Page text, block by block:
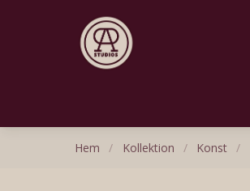
Hem / Kollektion / Konst /